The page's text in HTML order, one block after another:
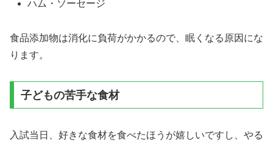
ハム・ソーセージ
食品添加物は消化に負荷がかかるので、眠くなる原因にな
ります。
子どもの苦手な食材
入試当日、好きな食材を食べたほうが嬉しいですし、やる